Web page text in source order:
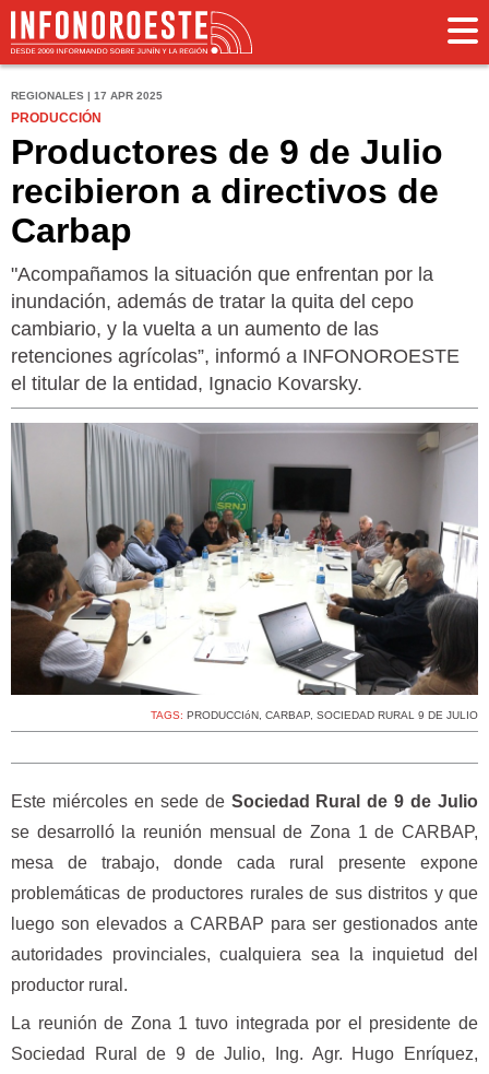
REGIONALES | 17 APR 2025
PRODUCCIÓN
Productores de 9 de Julio
recibieron a directivos de
Carbap
"Acompañamos la situación que enfrentan por la
inundación, además de tratar la quita del cepo
cambiario, y la vuelta a un aumento de las
retenciones agrícolas”, informó a INFONOROESTE
el titular de la entidad, Ignacio Kovarsky.
TAGS: PRODUCCIóN, CARBAP, SOCIEDAD RURAL 9 DE JULIO
Este miércoles en sede de Sociedad Rural de 9 de Julio
se desarrolló la reunión mensual de Zona 1 de CARBAP,
mesa de trabajo, donde cada rural presente expone
problemáticas de productores rurales de sus distritos y que
luego son elevados a CARBAP para ser gestionados ante
autoridades provinciales, cualquiera sea la inquietud del
productor rural.
La reunión de Zona 1 tuvo integrada por el presidente de
Sociedad Rural de 9 de Julio, Ing. Agr. Hugo Enríquez,